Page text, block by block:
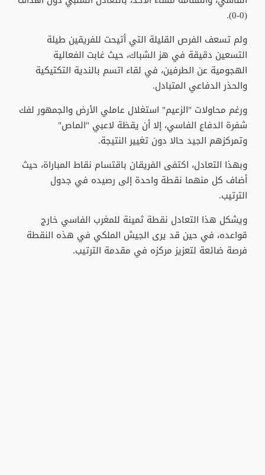
(0-0).
​ولم تسعف الفرص القليلة التي أتيحت للفريقين طيلة
التسعين دقيقة في هز الشباك، حيث غابت الفعالية
الهجومية عن الطرفين، في لقاء اتسم بالندية التكتيكية
والحذر الدفاعي المتبادل.
ورغم محاولات "الزعيم" استغلال عاملي الأرض والجمهور لفك
شفرة الدفاع الفاسي، إلا أن يقظة لاعبي "الماص"
وتمركزهم الجيد حالا دون تغيير النتيجة.
​وبهذا التعادل، اكتفى الفريقان باقتسام نقاط المباراة، حيث
أضاف كل منهما نقطة واحدة إلى رصيده في جدول
الترتيب.
ويشكل هذا التعادل نقطة ثمينة للمغرب الفاسي خارج
قواعده، في حين قد يرى الجيش الملكي في هذه النقطة
فرصة ضائعة لتعزيز مركزه في مقدمة الترتيب.